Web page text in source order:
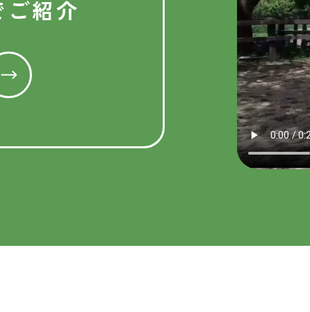
紹介